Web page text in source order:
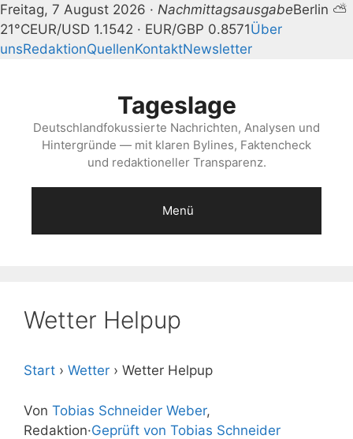
Freitag, 7 August 2026 · NachmittagsausgabeBerlin ⛅
21°CEUR/USD 1.1542 · EUR/GBP 0.8571Über
unsRedaktionQuellenKontaktNewsletter
Tageslage
Deutschlandfokussierte Nachrichten, Analysen und
Hintergründe — mit klaren Bylines, Faktencheck
und redaktioneller Transparenz.
Menü
Wetter Helpup
Start › Wetter › Wetter Helpup
Von Tobias Schneider Weber,
Redaktion·Geprüft von Tobias Schneider